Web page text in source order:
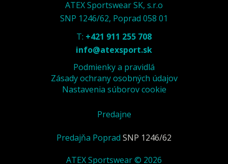
ATEX Sportswear SK, s.r.o
SNP 1246/62, Poprad 058 01
T: +421 911 255 708
info@atexsport.sk
Podmienky a pravidlá
Zásady ochrany osobných údajov
Nastavenia súborov cookie
Predajne
Predajňa Poprad SNP 1246/62
ATEX Sportswear © 2026